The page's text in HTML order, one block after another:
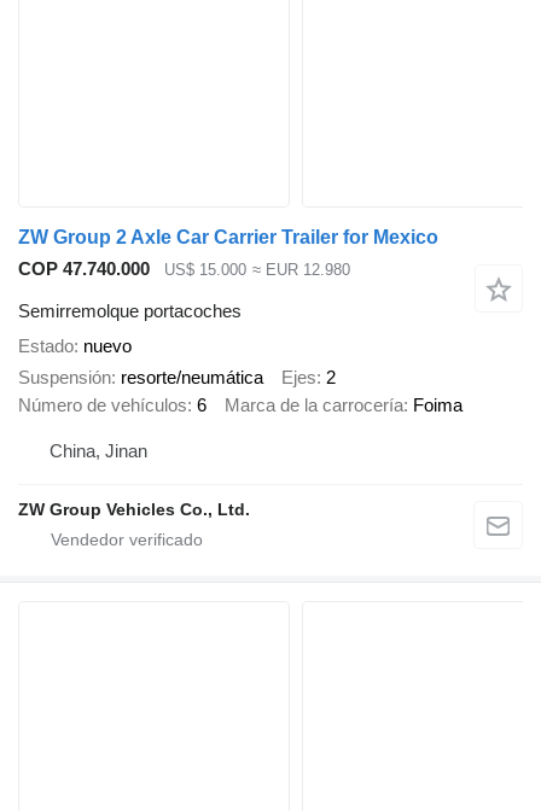
ZW Group 2 Axle Car Carrier Trailer for Mexico
COP 47.740.000
US$ 15.000 ≈ EUR 12.980
Semirremolque portacoches
Estado nuevo
Suspensión resorte/neumática Ejes 2
Número de vehículos 6 Marca de la carrocería Foima
China, Jinan
ZW Group Vehicles Co., Ltd.